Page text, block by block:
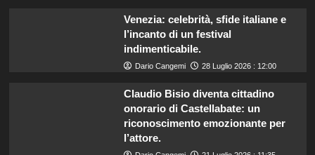
Venezia: celebrità, sfide italiane e
l’incanto di un festival
indimenticabile.
Dario Cangemi 28 Luglio 2026 : 12:00
Claudio Bisio diventa cittadino
onorario di Castellabate: un
riconoscimento emozionante per
l’attore.